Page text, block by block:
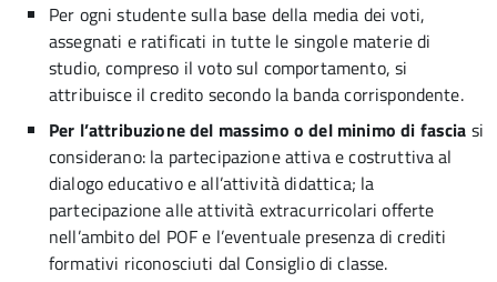
Per ogni studente sulla base della media dei voti,
assegnati e ratificati in tutte le singole materie di
studio, compreso il voto sul comportamento, si
attribuisce il credito secondo la banda corrispondente.
Per l’attribuzione del massimo o del minimo di fascia si
considerano: la partecipazione attiva e costruttiva al
dialogo educativo e all’attività didattica; la
partecipazione alle attività extracurricolari offerte
nell’ambito del POF e l’eventuale presenza di crediti
formativi riconosciuti dal Consiglio di classe.